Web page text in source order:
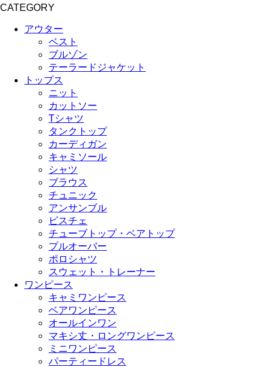
CATEGORY
アウター
ベスト
ブルゾン
テーラードジャケット
トップス
ニット
カットソー
Tシャツ
タンクトップ
カーディガン
キャミソール
シャツ
ブラウス
チュニック
アンサンブル
ビスチェ
チューブトップ・ベアトップ
プルオーバー
ポロシャツ
スウェット・トレーナー
ワンピース
キャミワンピース
ベアワンピース
オールインワン
マキシ丈・ロングワンピース
ミニワンピース
パーティードレス